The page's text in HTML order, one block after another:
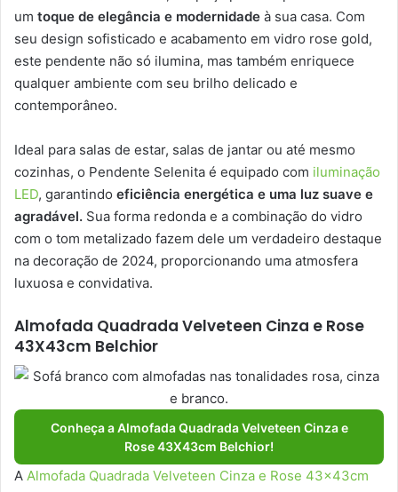
um toque de elegância e modernidade à sua casa. Com
seu design sofisticado e acabamento em vidro rose gold,
este pendente não só ilumina, mas também enriquece
qualquer ambiente com seu brilho delicado e
contemporâneo.
Ideal para salas de estar, salas de jantar ou até mesmo
cozinhas, o Pendente Selenita é equipado com iluminação
LED, garantindo eficiência energética e uma luz suave e
agradável. Sua forma redonda e a combinação do vidro
com o tom metalizado fazem dele um verdadeiro destaque
na decoração de 2024, proporcionando uma atmosfera
luxuosa e convidativa.
Almofada Quadrada Velveteen Cinza e Rose
43X43cm Belchior
Conheça a Almofada Quadrada Velveteen Cinza e
Rose 43X43cm Belchior!
A Almofada Quadrada Velveteen Cinza e Rose 43x43cm